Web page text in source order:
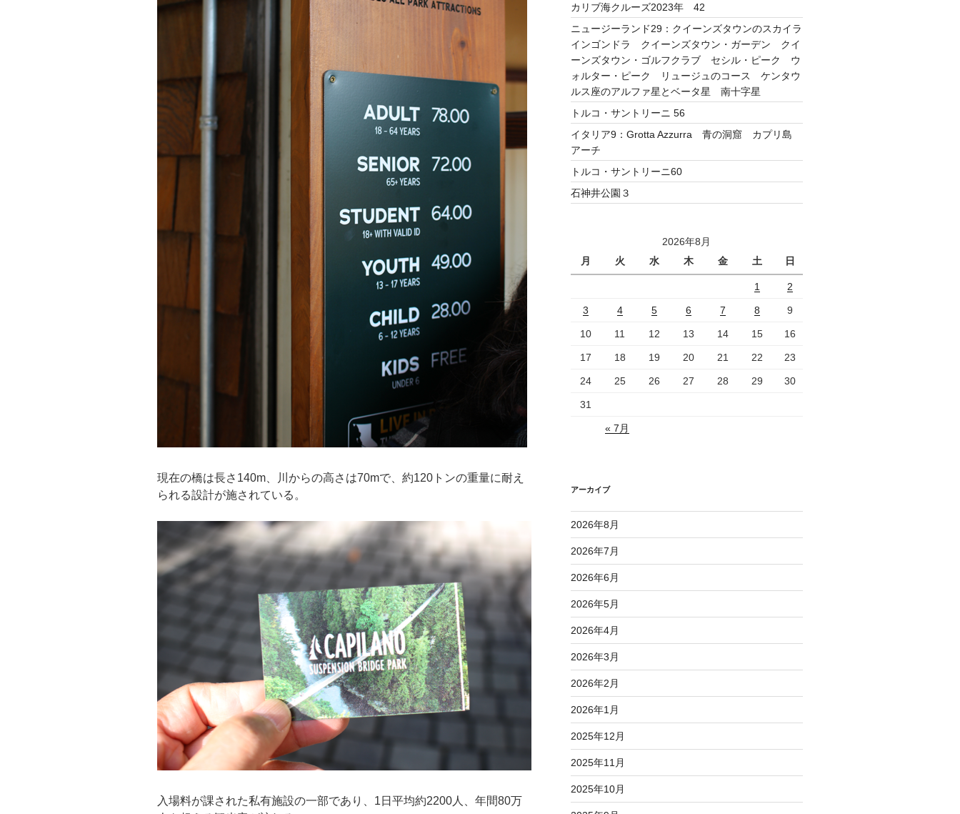
現在の橋は長さ140m、川からの高さは70mで、約120トンの重量に耐え
られる設計が施されている。
入場料が課された私有施設の一部であり、1日平均約2200人、年間80万
カリブ海クルーズ2023年 42
ニュージーランド29：クイーンズタウンのスカイラ
インゴンドラ クイーンズタウン・ガーデン クイ
ーンズタウン・ゴルフクラブ セシル・ピーク ウ
ォルター・ピーク リュージュのコース ケンタウ
ルス座のアルファ星とベータ星 南十字星
トルコ・サントリーニ 56
イタリア9：Grotta Azzurra 青の洞窟 カプリ島
アーチ
トルコ・サントリーニ60
石神井公園３
2026年8月
月
火 水 木 金 土 日
1 2
3 4 5 6 7 8 9
10 11 12 13 14 15 16
17 18 19 20 21 22 23
24 25 26 27 28 29 30
31
« 7月
アーカイブ
2026年8月
2026年7月
2026年6月
2026年5月
2026年4月
2026年3月
2026年2月
2026年1月
2025年12月
2025年11月
2025年10月